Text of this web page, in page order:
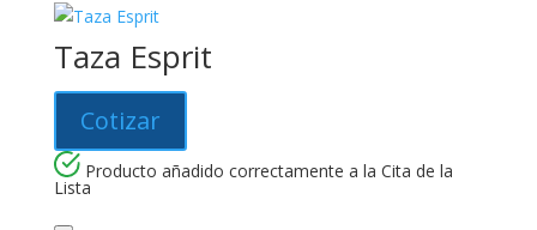
Taza Esprit
Cotizar
Producto añadido correctamente a la Cita de la
Lista